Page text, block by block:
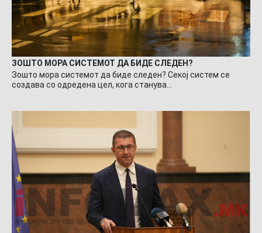
ЗОШТО МОРА СИСТЕМОТ ДА БИДЕ СЛЕДЕН?
Зошто мора системот да биде следен? Секој систем се
создава со одредена цел, кога станува…